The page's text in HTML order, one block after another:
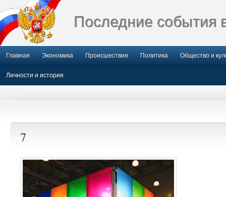
Последние события
Главная Экономика Происшествия Политика Общество и
Личности и история
7